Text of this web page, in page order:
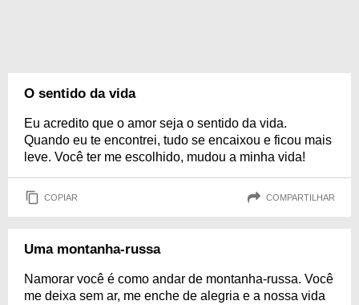
O sentido da vida
Eu acredito que o amor seja o sentido da vida.
Quando eu te encontrei, tudo se encaixou e ficou mais
leve. Você ter me escolhido, mudou a minha vida!
COPIAR COMPARTILHAR
Uma montanha-russa
Namorar você é como andar de montanha-russa. Você
me deixa sem ar, me enche de alegria e a nossa vida